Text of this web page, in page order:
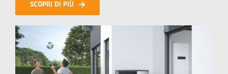
SCOPRI DI PIÙ